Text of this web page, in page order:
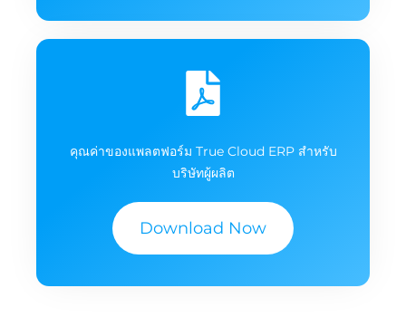
คุณค่าของแพลตฟอร์ม True Cloud ERP สำหรับ
บริษัทผู้ผลิต
Download Now